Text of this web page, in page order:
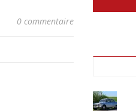
0 commentaire